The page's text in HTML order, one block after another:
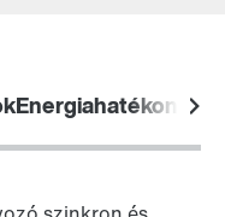
Energiahatékonyság